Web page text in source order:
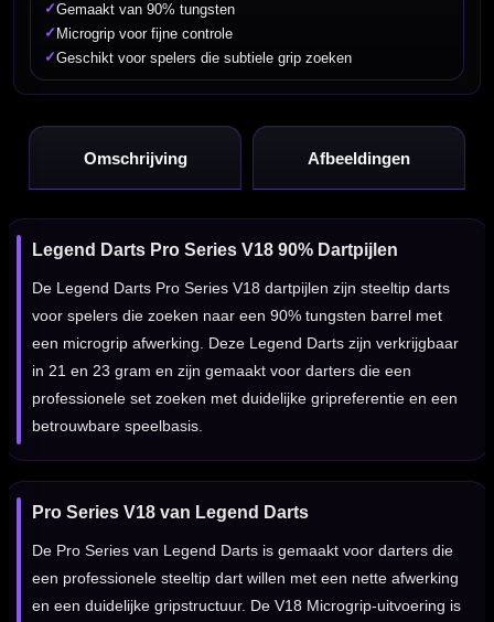
✓Gemaakt van 90% tungsten
✓ Microgrip voor fijne controle
✓Geschikt voor spelers die subtiele grip zoeken
Omschrijving Afbeeldingen
Legend Darts Pro Series V18 90% Dartpijlen
De Legend Darts Pro Series V18 dartpijlen zijn steeltip darts
voor spelers die zoeken naar een 90% tungsten barrel met
een microgrip afwerking. Deze Legend Darts zijn verkrijgbaar
in 21 en 23 gram en zijn gemaakt voor darters die een
professionele set zoeken met duidelijke gripreferentie en een
betrouwbare speelbasis.
Pro Series V18 van Legend Darts
De Pro Series van Legend Darts is gemaakt voor darters die
een professionele steeltip dart willen met een nette afwerking
en een duidelijke gripstructuur. De V18 Microgrip-uitvoering is